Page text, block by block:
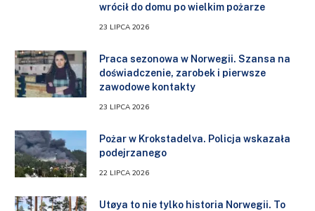
wrócił do domu po wielkim pożarze
23 LIPCA 2026
Praca sezonowa w Norwegii. Szansa na
doświadczenie, zarobek i pierwsze
zawodowe kontakty
23 LIPCA 2026
Pożar w Krokstadelva. Policja wskazała
podejrzanego
22 LIPCA 2026
Utøya to nie tylko historia Norwegii. To